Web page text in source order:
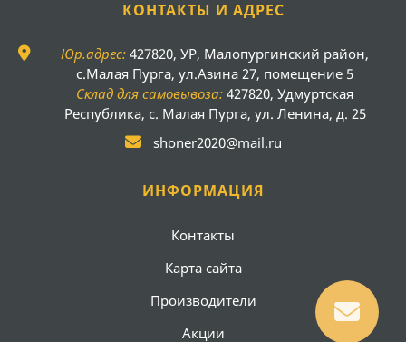
КОНТАКТЫ И АДРЕС
Юр.адрес: 427820, УР, Малопургинский район,
с.Малая Пурга, ул.Азина 27, помещение 5
Склад для самовывоза: 427820, Удмуртская
Республика, с. Малая Пурга, ул. Ленина, д. 25
shoner2020@mail.ru
ИНФОРМАЦИЯ
Контакты
Карта сайта
Производители
Акции